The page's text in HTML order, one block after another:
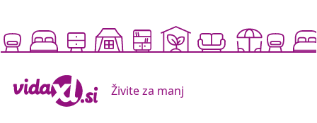
Živite za manj